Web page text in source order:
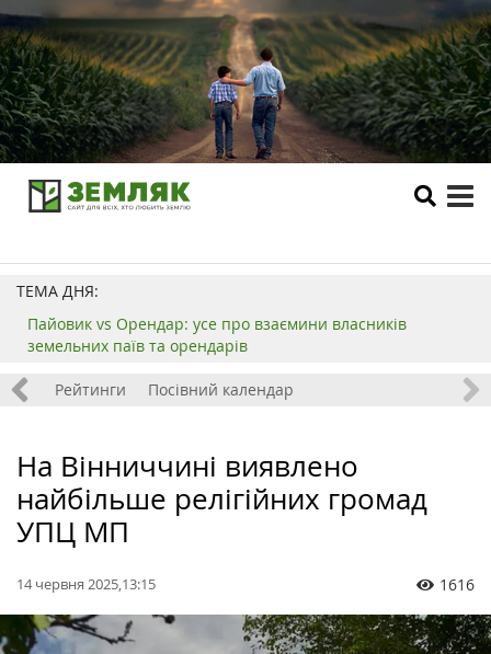
ТЕМА ДНЯ:
Пайовик vs Орендар: усе про взаємини власників
земельних паїв та орендарів
Рейтинги Посівний календар
На Вінниччині виявлено
найбільше релігійних громад
УПЦ МП
14 червня 2025,13:15 1616